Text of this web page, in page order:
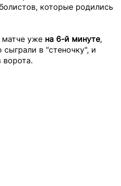
которые родились
уже на 6-й минуте,
в "стеночку", и
ворота.